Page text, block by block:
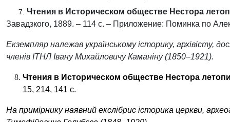
7. Чтения в Историческом обществе Нестора
Завадзкого, 1889. – 114 с. – Приложение: Поминка по
Екземпляр належав українськомуісторику, архівісту,
членів ІТНЛ Івану Михайловичу Каманіну (1850–1921).
Чтения в Историческом обществе Нестора л
15, 214, 141 с.
На примірнику наявний екслібрис історика церкви,